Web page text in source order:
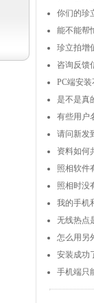
你们的珍
能不能帮
珍立拍增
咨询反馈
PC端安
是不是真
有些用户
请问新发
资料如何
照相软件
照相时没
我的手机
无线热点
怎么用另
安装成功
手机端只